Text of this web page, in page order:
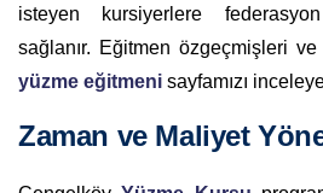
isteyen kursiyerlere
sağlanır. Eğitmen özgeçmişleri ve
yüzme eğitmeni sayfamızı
Zaman ve Maliyet